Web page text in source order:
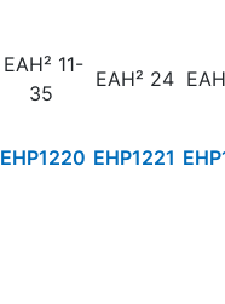
EAH² 11-
35
EAH² 24
EHP1220 EHP1221